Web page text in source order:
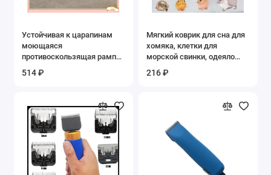
Устойчивая к царапинам
моющаяся
противоскользящая рампа
ступеньки для собак,
портативный аксессуар для
домашних мебели
514 ₽
Мягкий коврик для сна для
хомяка, клетки для
морской свинки, одеяло
для кровати, плюшевый
коврик для маленького
животного, коврик для
кролика
216 ₽